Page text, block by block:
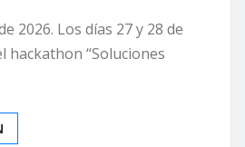
2026. Los días 27 y 28 de
“Soluciones